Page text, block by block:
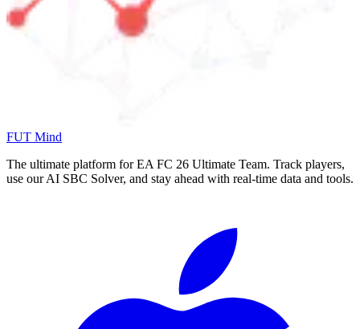
FUT Mind
The ultimate platform for EA FC 26 Ultimate Team. Track players,
use our AI SBC Solver, and stay ahead with real-time data and tools.